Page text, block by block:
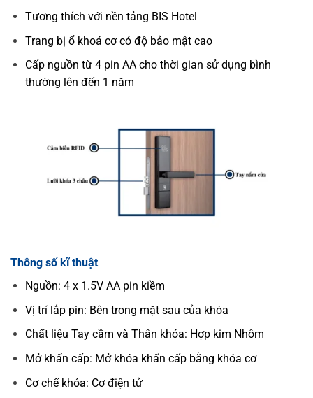
Tương thích với nền tảng BIS Hotel
Trang bị ổ khoá cơ có độ bảo mật cao
Cấp nguồn từ 4 pin AA cho thời gian sử dụng bình
thường lên đến 1 năm
Thông số kĩ thuật
Nguồn: 4 x 1.5V AA pin kiềm
Vị trí lắp pin: Bên trong mặt sau của khóa
Chất liệu Tay cầm và Thân khóa: Hợp kim Nhôm
Mở khẩn cấp: Mở khóa khẩn cấp bằng khóa cơ
Cơ chế khóa: Cơ điện tử